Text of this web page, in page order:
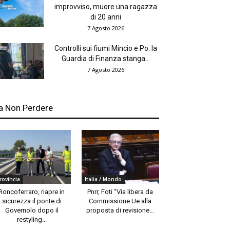
improvviso, muore una ragazza
di 20 anni
7 Agosto 2026
Controlli sui fiumi Mincio e Po: la
Guardia di Finanza stanga...
7 Agosto 2026
Non Perdere
riapre in
sicurezza il ponte di
Governolo dopo il
restyling...
Italia / Mondo
Pnrr, Foti “Via libera da
Commissione Ue alla
proposta di revisione...